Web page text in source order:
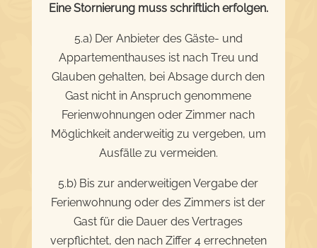
Eine Stornierung muss schriftlich erfolgen.
5.a) Der Anbieter des Gäste- und
Appartementhauses ist nach Treu und
Glauben gehalten, bei Absage durch den
Gast nicht in Anspruch genommene
Ferienwohnungen oder Zimmer nach
Möglichkeit anderweitig zu vergeben, um
Ausfälle zu vermeiden.
5.b) Bis zur anderweitigen Vergabe der
Ferienwohnung oder des Zimmers ist der
Gast für die Dauer des Vertrages
verpflichtet, den nach Ziffer 4 errechneten